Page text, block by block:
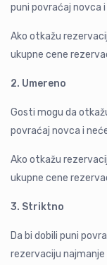
puni povraćaj novca
Ako otkažu
ukupne cene
2. Umereno
Gosti mogu da
povraćaj novca i
Ako otkažu
ukupne cene
3. Striktno
Da bi dobili puni
rezervaciju najmanje